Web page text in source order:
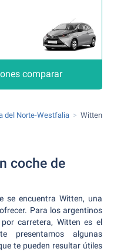
comparar
del Norte-Westfalia Witten
coche de
se encuentra Witten, una
Para los argentinos
carretera, Witten es el
algunas
te pueden resultar útiles